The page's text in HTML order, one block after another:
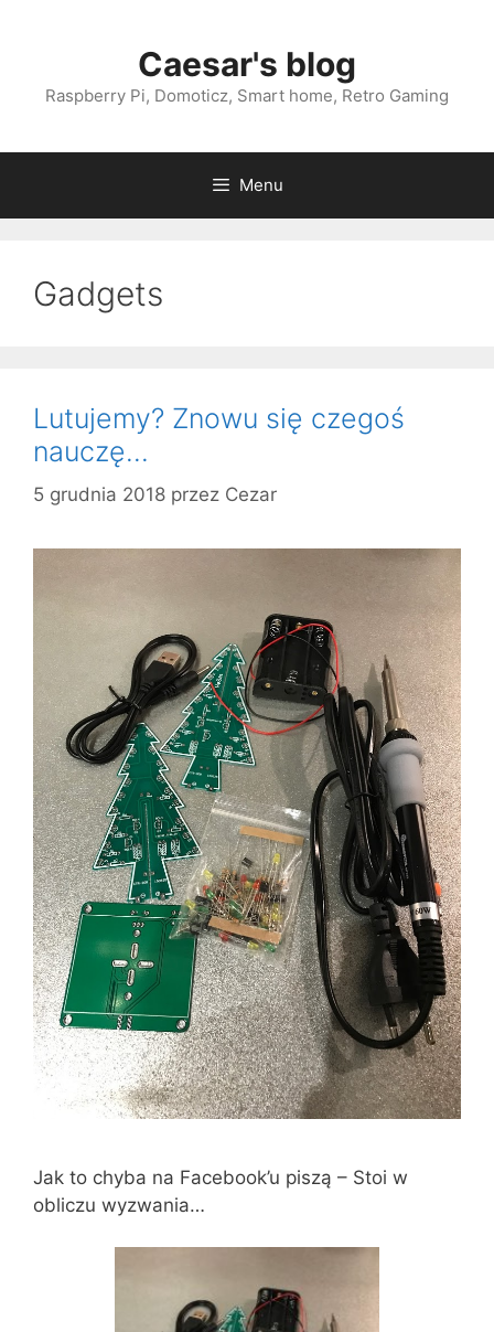
Caesar's blog
Raspberry Pi, Domoticz, Smart home, Retro Gaming
Menu
Gadgets
Lutujemy? Znowu się czegoś
nauczę…
5 grudnia 2018 przez Cezar
Jak to chyba na Facebook’u piszą – Stoi w
obliczu wyzwania…